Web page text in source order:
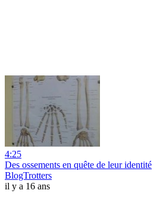
4:25
Des ossements en quête de leur identité
BlogTrotters
il y a 16 ans